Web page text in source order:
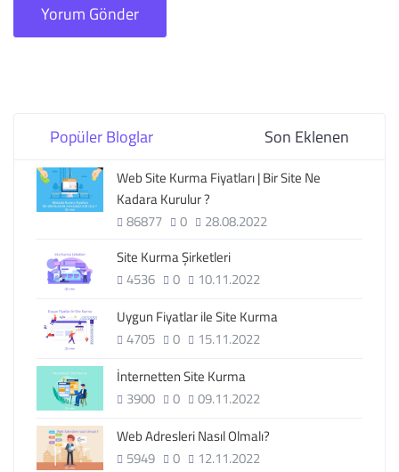
Yorum Gönder
Popüler Bloglar Son Eklenen
Web Site Kurma Fiyatları | Bir Site Ne
Kadara Kurulur ?
86877
0
28.08.2022
Site Kurma Şirketleri
4536
0
10.11.2022
Uygun Fiyatlar ile Site Kurma
4705
0
15.11.2022
İnternetten Site Kurma
3900
0
09.11.2022
Web Adresleri Nasıl Olmalı?
5949
0
12.11.2022